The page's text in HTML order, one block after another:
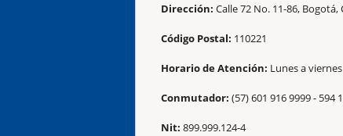
Dirección: Calle 72 No. 11-86, Bogotá,
Código Postal: 110221
Horario de Atención: Lunes a
Conmutador: (57) 601 916 9999 - 594
Nit: 899.999.124-4